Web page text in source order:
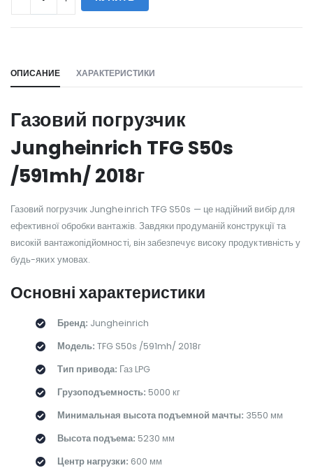
ОПИСАНИЕ ХАРАКТЕРИСТИКИ
Газовий погрузчик
Jungheinrich TFG S50s
/591mh/ 2018г
Газовий погрузчик Jungheinrich TFG S50s — це надійний вибір для
ефективної обробки вантажів. Завдяки продуманій конструкції та
високій вантажопідйомності, він забезпечує високу продуктивність у
будь-яких умовах.
Основні характеристики
Бренд: Jungheinrich
Модель: TFG S50s /591mh/ 2018г
Тип привода: Газ LPG
Грузоподъемность: 5000 кг
Минимальная высота подъемной мачты: 3550 мм
Высота подъема: 5230 мм
Центр нагрузки: 600 мм